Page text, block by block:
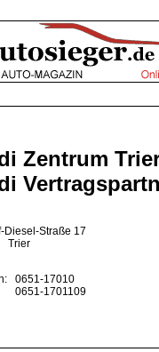
Zentrum
Diesel-Straße 17
Trier
0651-17010
0651-1701109